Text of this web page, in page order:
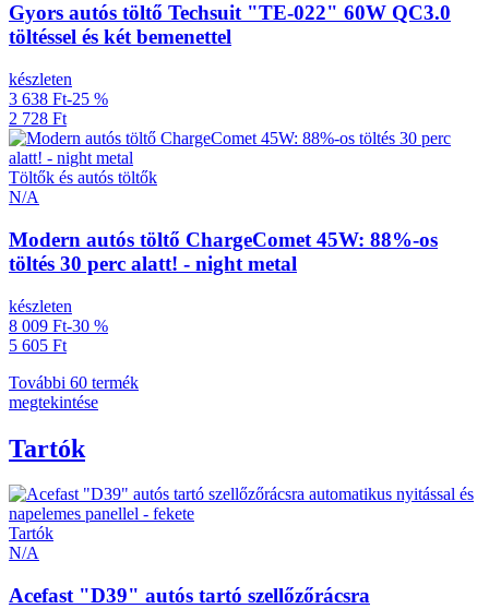
Gyors autós töltő Techsuit "TE-022" 60W QC3.0
töltéssel és két bemenettel
készleten
3 638 Ft-25 %
2 728 Ft
Töltők és autós töltők
N/A
Modern autós töltő ChargeComet 45W: 88%-os
töltés 30 perc alatt! - night metal
készleten
8 009 Ft-30 %
5 605 Ft
További 60 termék
megtekintése
Tartók
Tartók
N/A
Acefast "D39" autós tartó szellőzőrácsra